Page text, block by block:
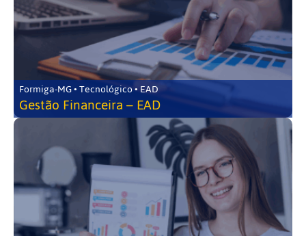
Formiga-MG • Tecnológico • EAD
Gestão Financeira – EAD